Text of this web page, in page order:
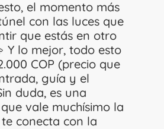
el momento más
con las luces que
que estás en otro
Y lo mejor, todo esto
COP (precio que
guía y el
duda, es una
vale muchísimo la
conecta con la